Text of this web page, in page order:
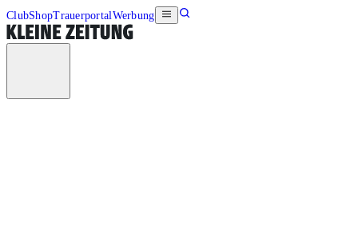
ClubShopTrauerportalWerbung